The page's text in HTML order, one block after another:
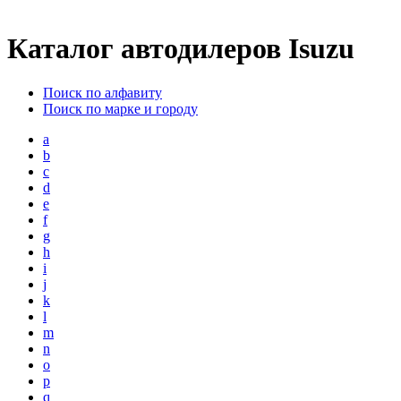
Каталог автодилеров Isuzu
Поиск по алфавиту
Поиск по марке и городу
a
b
c
d
e
f
g
h
i
j
k
l
m
n
o
p
q